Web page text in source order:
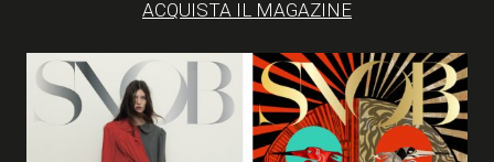
ACQUISTA IL MAGAZINE